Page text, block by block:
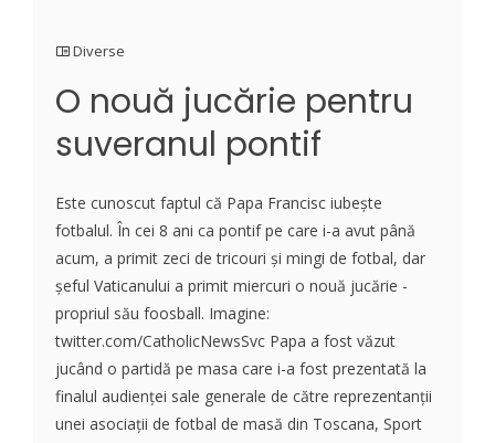
Diverse
O nouă jucărie pentru
suveranul pontif
Este cunoscut faptul că Papa Francisc iubește
fotbalul. În cei 8 ani ca pontif pe care i-a avut până
acum, a primit zeci de tricouri și mingi de fotbal, dar
șeful Vaticanului a primit miercuri o nouă jucărie -
propriul său foosball. Imagine:
twitter.com/CatholicNewsSvc Papa a fost văzut
jucând o partidă pe masa care i-a fost prezentată la
finalul audienței sale generale de către reprezentanții
unei asociații de fotbal de masă din Toscana, Sport